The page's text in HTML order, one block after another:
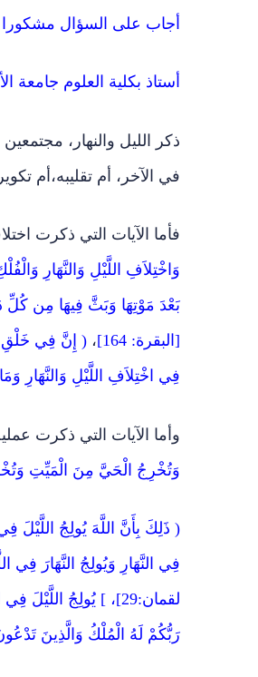
أجاب على السؤال مشكورا
أستاذ بكلية العلوم جامعة
ذكر الليل والنهار،
في الآخر، أم تقليبه،أم
فأما الآيات التي ذكرت
وَاخْتِلاَفِ اللَّيْلِ وَالنَّهَارِ
بَعْدَ مَوْتِهَا وَبَثَّ فِيهَا مِن كُلِّ
[البقرة: 164]
،
فِي اخْتِلاَفِ اللَّيْلِ وَالنَّهَارِ
وأما الآيات التي ذكرت
وَتُخْرِجُ الْحَيَّ مِنَ الْمَيِّتِ
فِي النَّهَارِ وَيُولِجُ النَّهَارَ
لقمان:29]، ] يُولِجُ
رَبُّكُمْ لَهُ الْمُلْكُ وَالَّذِينَ